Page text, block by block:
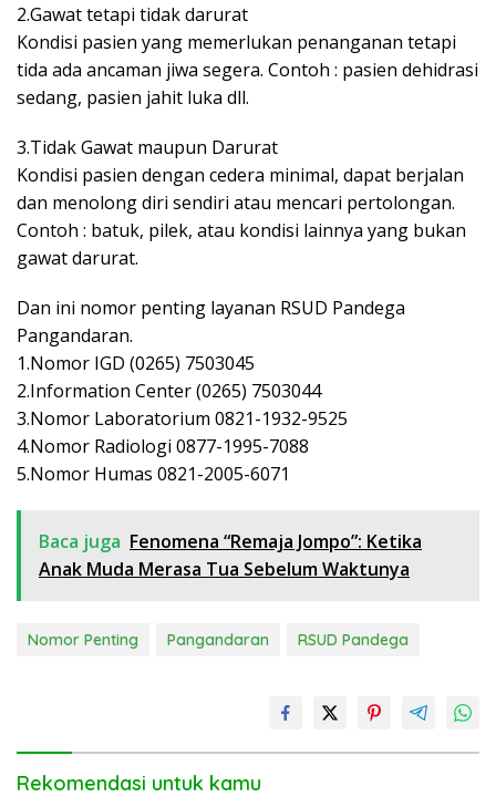
2.Gawat tetapi tidak darurat
Kondisi pasien yang memerlukan penanganan tetapi
tida ada ancaman jiwa segera. Contoh : pasien dehidrasi
sedang, pasien jahit luka dll.
3.Tidak Gawat maupun Darurat
Kondisi pasien dengan cedera minimal, dapat berjalan
dan menolong diri sendiri atau mencari pertolongan.
Contoh : batuk, pilek, atau kondisi lainnya yang bukan
gawat darurat.
Dan ini nomor penting layanan RSUD Pandega
Pangandaran.
1.Nomor IGD (0265) 7503045
2.Information Center (0265) 7503044
3.Nomor Laboratorium 0821-1932-9525
4.Nomor Radiologi 0877-1995-7088
5.Nomor Humas 0821-2005-6071
Baca juga Fenomena “Remaja Jompo”: Ketika
Anak Muda Merasa Tua Sebelum Waktunya
Nomor Penting Pangandaran RSUD Pandega
Rekomendasi untuk kamu